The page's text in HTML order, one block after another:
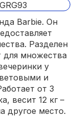
Barbie. Он
Разделен
для множества
у
и
от 3
весит 12 кг –
другое место.